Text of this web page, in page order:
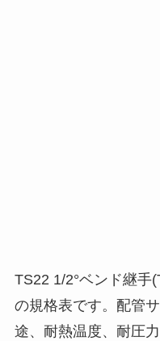
TS22 1/2°ベンド継手
の規格表です。配管
途、耐熱温度、耐圧